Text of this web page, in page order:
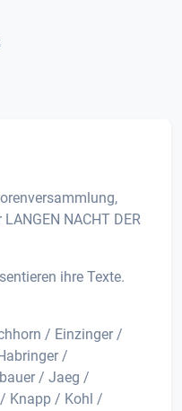
NACHT DER
ihre Texte.
/ Einzinger /
/
/ Jaeg /
Knapp / Kohl /